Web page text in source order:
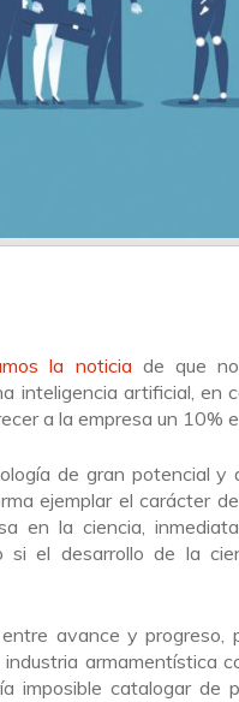
la noticia de que
inteligencia artificial, en
a la empresa un 10%
de gran potencial
ejemplar el carácter
en la ciencia,
si el desarrollo de la
avance y progreso,
armamentística
imposible catalogar